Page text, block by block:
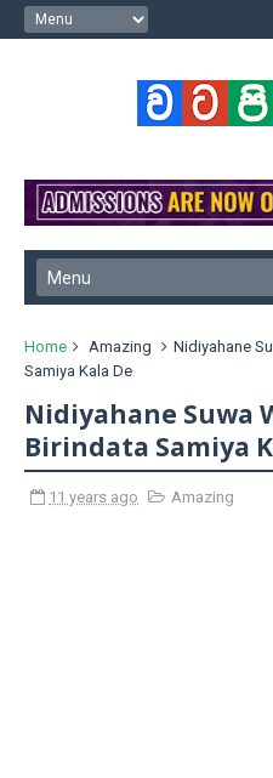
Home Amazing
Nidiyahane
Samiya Kala De
Nidiyahane Suwa
Birindata Samiya
11 years ago Amazing